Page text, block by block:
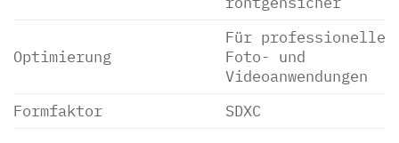
Optimierung
Für professionelle
Foto- und
Videoanwendungen
Formfaktor
SDXC